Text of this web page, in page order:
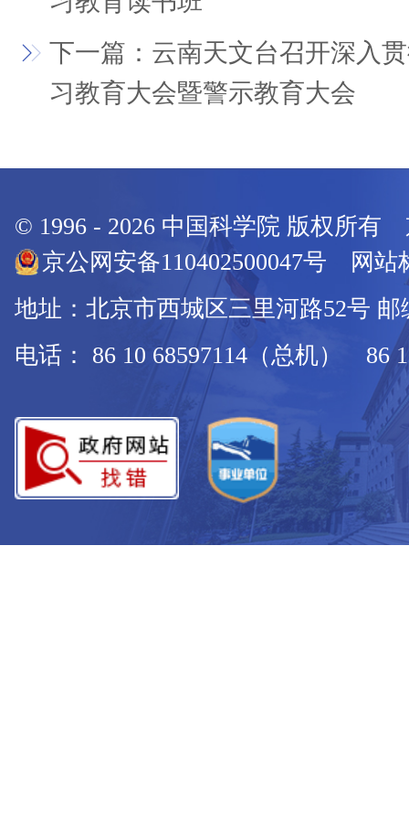
下一篇：云南天文台召开深入
习教育大会暨警示教育大会
© 1996 - 2026 中国科学院 版权所有
京公网安备110402500047号 网站
地址：北京市西城区三里河路52号 邮
电话： 86 10 68597114（总机） 86